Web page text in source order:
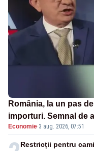
România, la un pas
importuri. Semnal de
energie
Economie·3 aug. 2026, 07:51
Restricții pentru